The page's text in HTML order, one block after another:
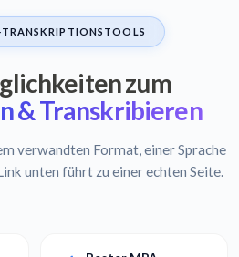
zum
& Transkribieren
verwandten Format, einer Sprache
unten führt zu einer echten Seite.